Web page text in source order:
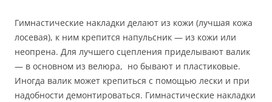
Гимнастические накладки делают из кожи (лучшая кожа
лосевая), к ним крепится напульсник — из кожи или
неопрена. Для лучшего сцепления приделывают валик
— в основном из велюра, но бывают и пластиковые.
Иногда валик может крепиться с помощью лески и при
надобности демонтироваться. Гимнастические накладки